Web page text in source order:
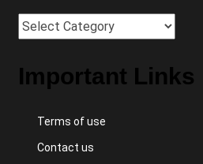
Important Links
Terms of use
Contact us